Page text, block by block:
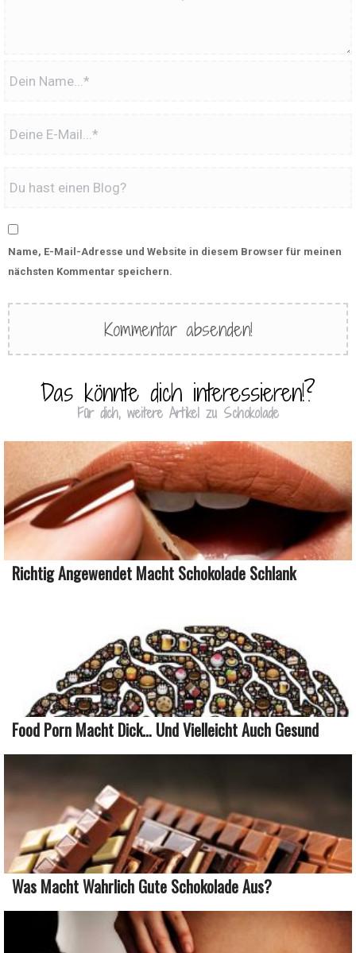
Name, E-Mail-Adresse und Website in diesem Browser für meinen
nächsten Kommentar speichern.
Das könnte dich interessieren!?
Für dich, weitere Artikel zu Schokolade
Richtig Angewendet Macht Schokolade Schlank
Food Porn Macht Dick… Und Vielleicht Auch Gesund
Was Macht Wahrlich Gute Schokolade Aus?